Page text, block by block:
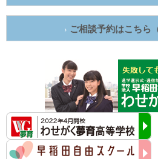
ご相談予約はこちら